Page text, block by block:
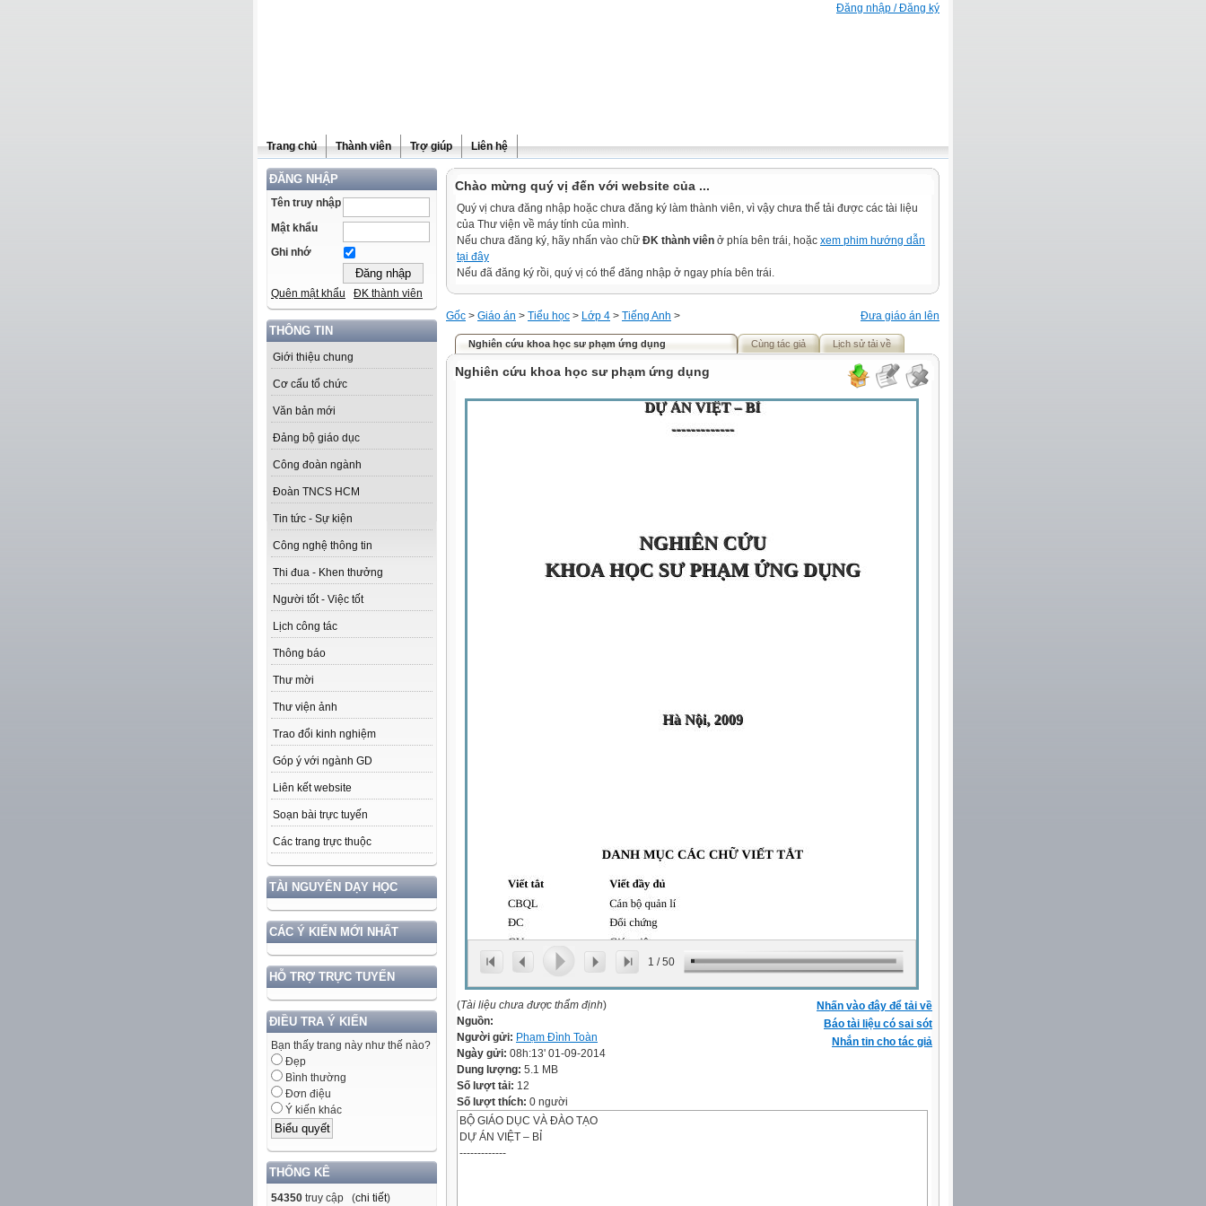
Đăng nhập / Đăng ký
Trang chủ Thành viên Trợ giúp Liên hệ
ĐĂNG NHẬP
Tên truy nhập
Mật khẩu
Ghi nhớ
Quên mật khẩu ĐK thành viên
THÔNG TIN
Giới thiệu chung
Cơ cấu tổ chức
Văn bản mới
Đảng bộ giáo dục
Công đoàn ngành
Đoàn TNCS HCM
Tin tức - Sự kiện
Công nghệ thông tin
Thi đua - Khen thưởng
Người tốt - Việc tốt
Lịch công tác
Thông báo
Thư mời
Thư viện ảnh
Trao đổi kinh nghiệm
Góp ý với ngành GD
Liên kết website
Soạn bài trực tuyến
Các trang trực thuộc
TÀI NGUYÊN DẠY HỌC
CÁC Ý KIẾN MỚI NHẤT
HỖ TRỢ TRỰC TUYẾN
ĐIỀU TRA Ý KIẾN
Bạn thấy trang này như thế nào?
Đẹp
Bình thường
Đơn điệu
Ý kiến khác
THỐNG KÊ
54350 truy cập (chi tiết)
Chào mừng quý vị đến với website của ...
Quý vị chưa đăng nhập hoặc chưa đăng ký làm thành viên, vì vậy chưa thể tải được các tài liệu
của Thư viện về máy tính của mình.
Nếu chưa đăng ký, hãy nhấn vào chữ ĐK thành viên ở phía bên trái, hoặc xem phim hướng dẫn
tại đây
Nếu đã đăng ký rồi, quý vị có thể đăng nhập ở ngay phía bên trái.
Đưa giáo án lên
Gốc > Giáo án > Tiểu học > Lớp 4 > Tiếng Anh >
Nghiên cứu khoa học sư phạm ứng dụng Cùng tác giả Lịch sử tải về
Nghiên cứu khoa học sư phạm ứng dụng
1 /50
Nhấn vào đây để tải về
Báo tài liệu có sai sót
Nhắn tin cho tác giả
(Tài liệu chưa được thẩm định)
Nguồn:
Người gửi: Phạm Đình Toàn
Ngày gửi: 08h:13' 01-09-2014
Dung lượng: 5.1 MB
Số lượt tải: 12
Số lượt thích: 0 người
BỘ GIÁO DỤC VÀ ĐÀO TẠO
DỰ ÁN VIỆT – BỈ
-------------